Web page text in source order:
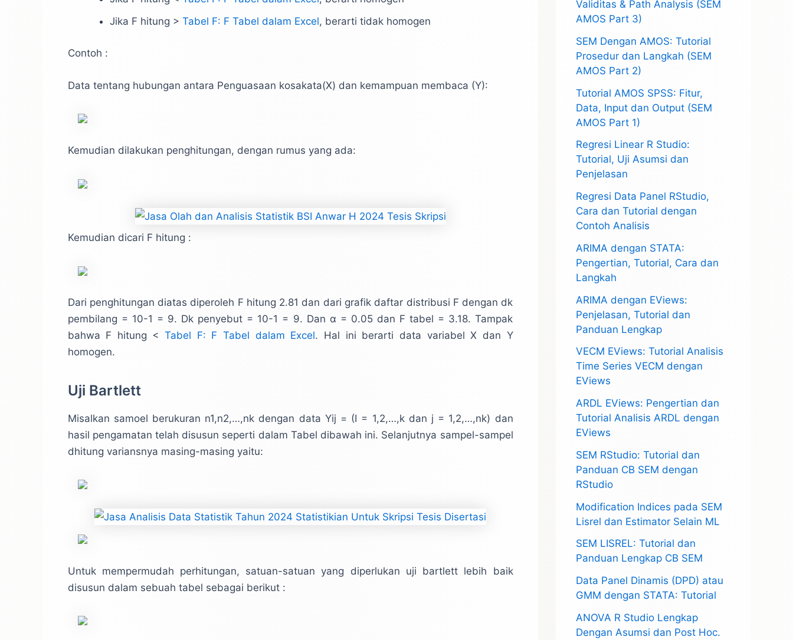
Jika F hitung > Tabel F: F Tabel dalam Excel, berarti tidak homogen
Contoh :
Data tentang hubungan antara Penguasaan kosakata(X) dan kemampuan membaca (Y):
Kemudian dilakukan penghitungan, dengan rumus yang ada:
Kemudian dicari F hitung :
Dari penghitungan diatas diperoleh F hitung 2.81 dan dari grafik daftar distribusi F dengan dk
pembilang = 10-1 = 9. Dk penyebut = 10-1 = 9. Dan α = 0.05 dan F tabel = 3.18. Tampak
bahwa F hitung <Tabel F: F Tabel dalam Excel. Hal ini berarti data variabel X dan Y
homogen.
Uji Bartlett
Misalkan samoel berukuran n1,n2,…,nk dengan data Yij = (I = 1,2,…,k dan j = 1,2,…,nk) dan
hasil pengamatan telah disusun seperti dalam Tabel dibawah ini. Selanjutnya sampel-sampel
dhitung variansnya masing-masing yaitu:
Untuk mempermudah perhitungan, satuan-satuan yang diperlukan uji bartlett lebih baik
disusun dalam sebuah tabel sebagai berikut :
Validitas & Path Analysis (SEM
AMOS Part 3)
SEM Dengan AMOS: Tutorial
Prosedur dan Langkah (SEM
AMOS Part 2)
Tutorial AMOS SPSS: Fitur,
Data, Input dan Output (SEM
AMOS Part 1)
Regresi Linear R Studio:
Tutorial, Uji Asumsi dan
Penjelasan
Regresi Data Panel RStudio,
Cara dan Tutorial dengan
Contoh Analisis
ARIMA dengan STATA:
Pengertian, Tutorial, Cara dan
Langkah
ARIMA dengan EViews:
Penjelasan, Tutorial dan
Panduan Lengkap
VECM EViews: Tutorial Analisis
Time Series VECM dengan
EViews
ARDL EViews: Pengertian dan
Tutorial Analisis ARDL dengan
EViews
SEM RStudio: Tutorial dan
Panduan CB SEM dengan
RStudio
Modification Indices pada SEM
Lisrel dan Estimator Selain ML
SEM LISREL: Tutorial dan
Panduan Lengkap CB SEM
Data Panel Dinamis (DPD) atau
GMM dengan STATA: Tutorial
ANOVA R Studio Lengkap
Dengan Asumsi dan Post Hoc.